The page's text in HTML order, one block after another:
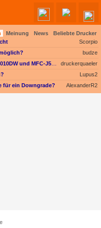
Meinung News
Beliebte Drucker
Scorpio
budze
druckerquaeler
Lupus2
für ein Downgrade? AlexanderR2